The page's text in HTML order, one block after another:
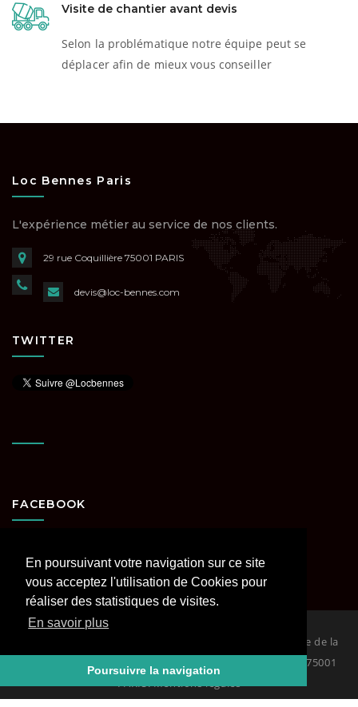
En poursuivant votre navigation sur ce site
vous acceptez l'utilisation de Cookies pour
réaliser des statistiques de visites.
En savoir plus
Poursuivre la navigation
Visite de chantier avant devis
Selon la problématique notre équipe peut se
déplacer afin de mieux vous conseiller
Loc Bennes Paris
L'expérience métier au service de nos clients.
29 rue Coquillière 75001 PARIS
devis@loc-bennes.com
TWITTER
FACEBOOK
Loc Bennes Paris et Région parisienne spécialiste de la
location de benne. RCS PARIS Siège : 29 rue Coquillière 75001
PARIS. Mentions légales